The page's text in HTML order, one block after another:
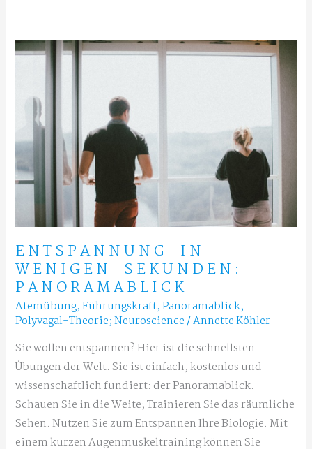
Stärken
erkennen
ENTSPANNUNG IN
WENIGEN SEKUNDEN:
PANORAMABLICK
Atemübung,Führungskraft,Panoramablick,
Polyvagal-Theorie; Neuroscience/Annette Köhler
Sie wollen entspannen? Hier ist die schnellsten
Übungen der Welt. Sie ist einfach, kostenlos und
wissenschaftlich fundiert: der Panoramablick.
Schauen Sie in die Weite; Trainieren Sie das räumliche
Sehen. Nutzen Sie zum Entspannen Ihre Biologie. Mit
einem kurzen Augenmuskeltraining können Sie